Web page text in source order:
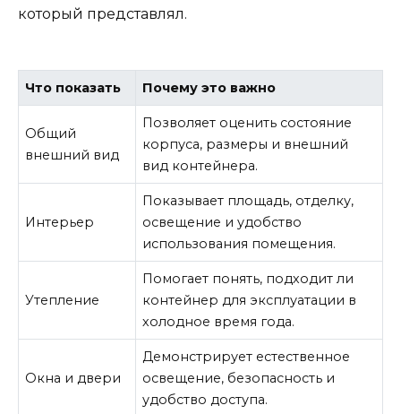
который представлял.
Что показать Почему это важно
Общий
внешний вид
Позволяет оценить состояние
корпуса, размеры и внешний
вид контейнера.
Интерьер
Показывает площадь, отделку,
освещение и удобство
использования помещения.
Утепление
Помогает понять, подходит ли
контейнер для эксплуатации в
холодное время года.
Окна и двери
Демонстрирует естественное
освещение, безопасность и
удобство доступа.